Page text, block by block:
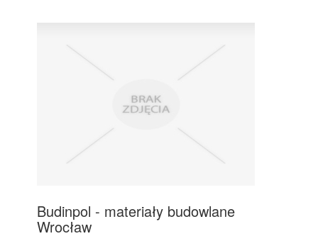
Budinpol - materiały budowlane
Wrocław